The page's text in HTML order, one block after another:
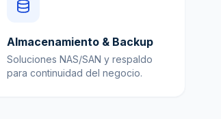
Almacenamiento & Backup
Soluciones NAS/SAN y respaldo
para continuidad del negocio.